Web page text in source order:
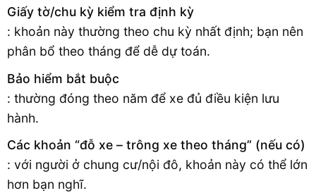
Giấy tờ/chu kỳ kiểm tra định kỳ
: khoản này thường theo chu kỳ nhất định; bạn nên
phân bổ theo tháng để dễ dự toán.
Bảo hiểm bắt buộc
: thường đóng theo năm để xe đủ điều kiện lưu
hành.
Các khoản “đỗ xe – trông xe theo tháng” (nếu có)
: với người ở chung cư/nội đô, khoản này có thể lớn
hơn bạn nghĩ.